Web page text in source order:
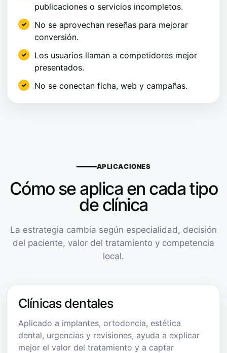
publicaciones o servicios incompletos.
No se aprovechan reseñas para mejorar
conversión.
Los usuarios llaman a competidores mejor
presentados.
No se conectan ficha, web y campañas.
APLICACIONES
Cómo se aplica en cada tipo
de clínica
La estrategia cambia según especialidad, decisión
del paciente, valor del tratamiento y competencia
local.
Clínicas dentales
Aplicado a implantes, ortodoncia, estética
dental, urgencias y revisiones, ayuda a explicar
mejor el valor del tratamiento y a captar